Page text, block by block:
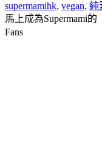
supermamihk, vegan, 純
馬上成為Supermami的
Fans